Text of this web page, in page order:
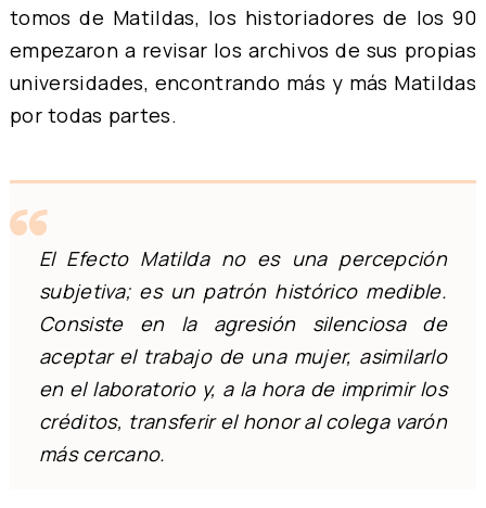
tomos de Matildas, los historiadores de los 90
empezaron a revisar los archivos de sus propias
universidades, encontrando más y más Matildas
por todas partes.
El Efecto Matilda no es una percepción
subjetiva; es un patrón histórico medible.
Consiste en la agresión silenciosa de
aceptar el trabajo de una mujer, asimilarlo
en el laboratorio y, a la hora de imprimir los
créditos, transferir el honor al colega varón
más cercano.